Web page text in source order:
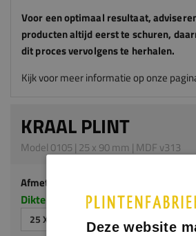
Voor een optimaal resultaat,
producten altijd eerst te schuren,
dit proces vervolgens te herhalen.
Kijk voor meer informatie op onze
KRAAL PLINT
Model 0105 | 25 x 90 mm | MDF v313
Afmeting
Dikte x hoogte in millimeters
25 X 90 MM
Deze website